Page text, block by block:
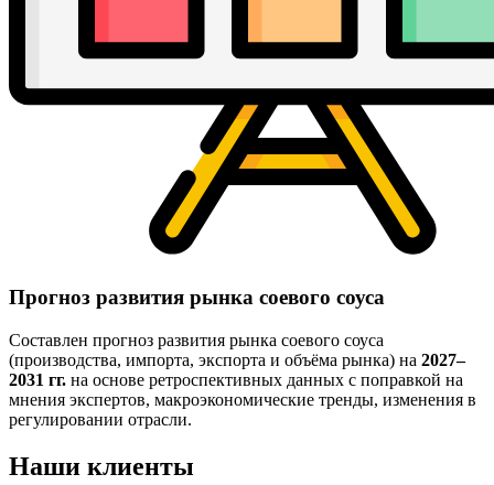
Прогноз развития рынка соевого соуса
Составлен прогноз развития рынка соевого соуса
(производства, импорта, экспорта и объёма рынка) на 2027–
2031 гг. на основе ретроспективных данных с поправкой на
мнения экспертов, макроэкономические тренды, изменения в
регулировании отрасли.
Наши клиенты